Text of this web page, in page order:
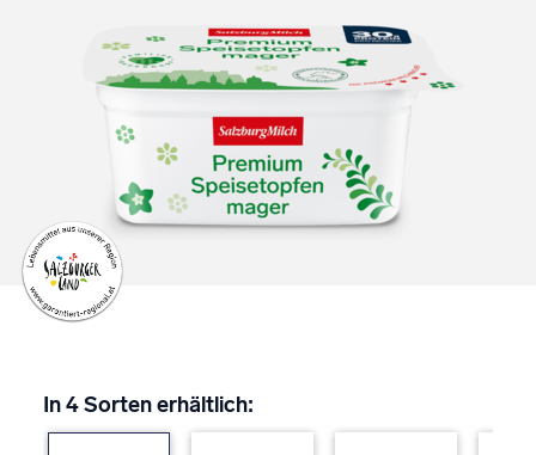
In 4 Sorten erhältlich: